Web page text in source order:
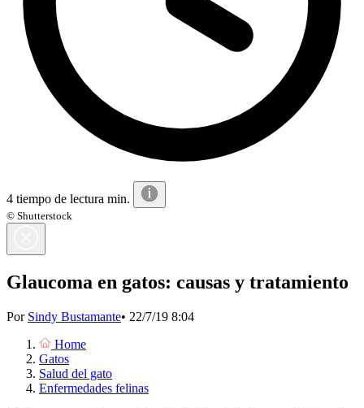
4 tiempo de lectura min.
© Shutterstock
Glaucoma en gatos: causas y tratamiento
Por Sindy Bustamante• 22/7/19 8:04
Home
Gatos
Salud del gato
Enfermedades felinas